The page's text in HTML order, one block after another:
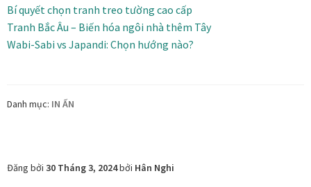
Bí quyết chọn tranh treo tường cao cấp
Tranh Bắc Âu – Biến hóa ngôi nhà thêm Tây
Wabi-Sabi vs Japandi: Chọn hướng nào?
Danh mục: IN ẤN
Đăng bởi 30 Tháng 3, 2024bởi Hân Nghi